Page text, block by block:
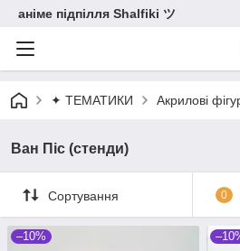
аніме підпілля Shalfiki ツ
✦ ТЕМАТИКИ Акрилові
Ван Піс (стенди)
Сортування 0
–10%